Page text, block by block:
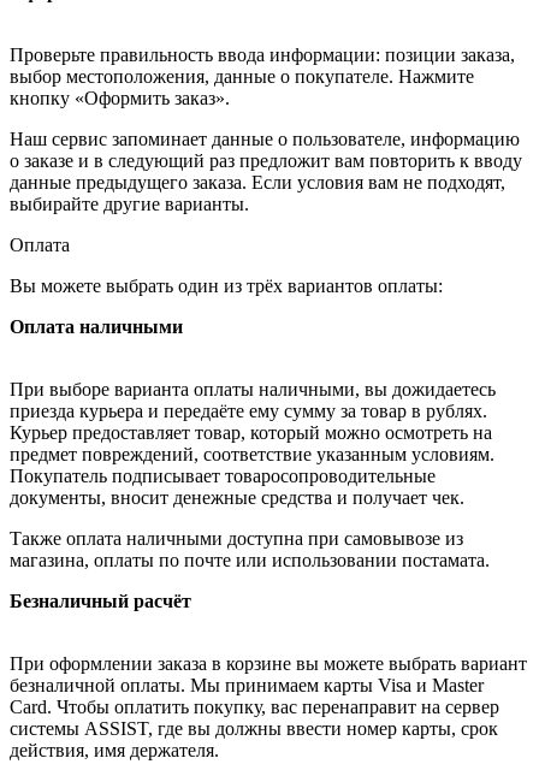
Проверьте правильность ввода информации: позиции заказа,
выбор местоположения, данные о покупателе. Нажмите
кнопку «Оформить заказ».
Наш сервис запоминает данные о пользователе, информацию
о заказе и в следующий раз предложит вам повторить к вводу
данные предыдущего заказа. Если условия вам не подходят,
выбирайте другие варианты.
Оплата
Вы можете выбрать один из трёх вариантов оплаты:
Оплата наличными
При выборе варианта оплаты наличными, вы дожидаетесь
приезда курьера и передаёте ему сумму за товар в рублях.
Курьер предоставляет товар, который можно осмотреть на
предмет повреждений, соответствие указанным условиям.
Покупатель подписывает товаросопроводительные
документы, вносит денежные средства и получает чек.
Также оплата наличными доступна при самовывозе из
магазина, оплаты по почте или использовании постамата.
Безналичный расчёт
При оформлении заказа в корзине вы можете выбрать вариант
безналичной оплаты. Мы принимаем карты Visa и Master
Card. Чтобы оплатить покупку, вас перенаправит на сервер
системы ASSIST, где вы должны ввести номер карты, срок
действия, имя держателя.